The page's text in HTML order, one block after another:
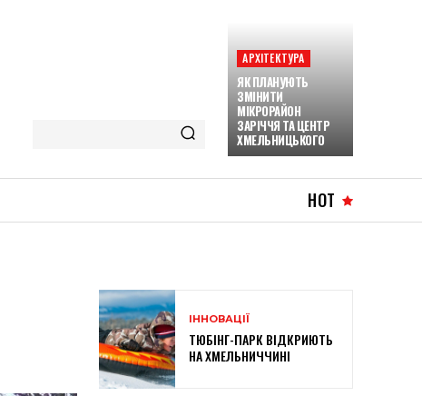
АРХІТЕКТУРА
ЯК ПЛАНУЮТЬ
ЗМІНИТИ
МІКРОРАЙОН
ЗАРІЧЧЯ ТА ЦЕНТР
ХМЕЛЬНИЦЬКОГО
HOT
ІННОВАЦІЇ
ТЮБІНГ-ПАРК ВІДКРИЮТЬ
НА ХМЕЛЬНИЧЧИНІ